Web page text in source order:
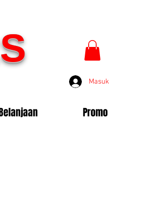
Masuk
Promo